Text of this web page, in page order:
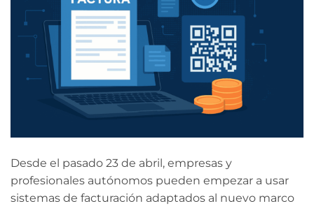
Desde el pasado 23 de abril, empresas y
profesionales autónomos pueden empezar a usar
sistemas de facturación adaptados al nuevo marco